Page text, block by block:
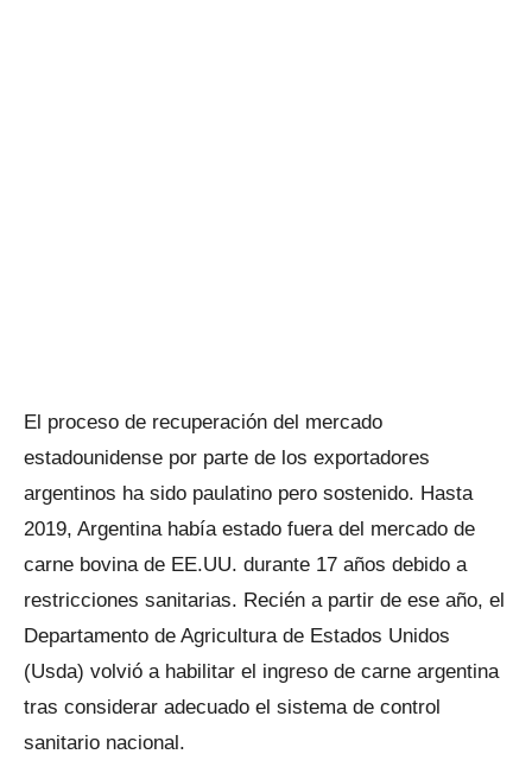
El proceso de recuperación del mercado
estadounidense por parte de los exportadores
argentinos ha sido paulatino pero sostenido. Hasta
2019, Argentina había estado fuera del mercado de
carne bovina de EE.UU. durante 17 años debido a
restricciones sanitarias. Recién a partir de ese año, el
Departamento de Agricultura de Estados Unidos
(Usda) volvió a habilitar el ingreso de carne argentina
tras considerar adecuado el sistema de control
sanitario nacional.